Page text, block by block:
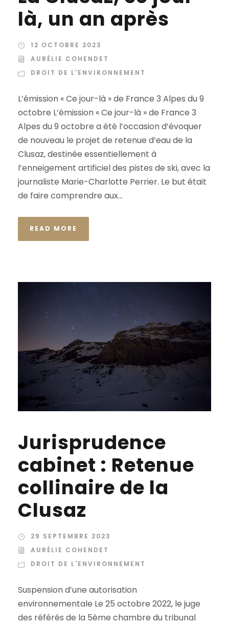
là, un an après
12 OCTOBRE 2023
AURÉLIE COHENDET
DROIT DE L'ENVIRONNEMENT
L’émission « Ce jour-là » de France 3 Alpes du 9
octobre L’émission « Ce jour-là » de France 3
Alpes du 9 octobre a été l’occasion d’évoquer
de nouveau le projet de retenue d’eau de la
Clusaz, destinée essentiellement à
l’enneigement artificiel des pistes de ski, avec la
journaliste Marie-Charlotte Perrier. Le but était
de faire comprendre aux...
READ MORE
Jurisprudence
cabinet : Retenue
collinaire de la
Clusaz
29 SEPTEMBRE 2023
AURÉLIE COHENDET
DROIT DE L'ENVIRONNEMENT
Suspension d’une autorisation
environnementale Le 25 octobre 2022, le juge
des référés de la 5ème chambre du tribunal